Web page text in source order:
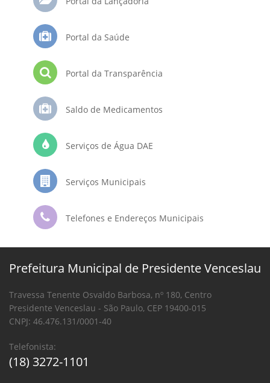
Portal da Saúde
Portal da Transparência
Saldo de Medicamentos
Serviços de Água DAE
Serviços Municipais
Telefones e Endereços Municipais
Prefeitura Municipal de Presidente Venceslau
Travessa Tenente Osvaldo Barbosa, nº 180, Centro
Presidente Venceslau - São Paulo, CEP 19400-015
CNPJ: 46.476.131/0001-40
Telefonista:
(18) 3272-1101